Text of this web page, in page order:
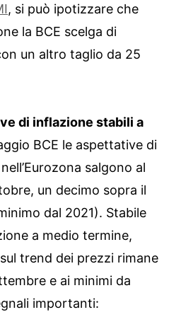
, si può ipotizzare che
la BCE scelga di
un altro taglio da 25
di inflazione stabili a
BCE le aspettative di
salgono al
un decimo sopra il
dal 2021). Stabile
a medio termine,
trend dei prezzi rimane
e ai minimi da
importanti: